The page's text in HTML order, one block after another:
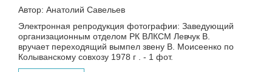
Автор: Анатолий Савельев
Электронная репродукция фотографии: Заведующий
организационным отделом РК ВЛКСМ Левчук В.
вручает переходящий вымпел звену В. Моисеенко по
Колыванскому совхозу 1978 г . - 1 фот.